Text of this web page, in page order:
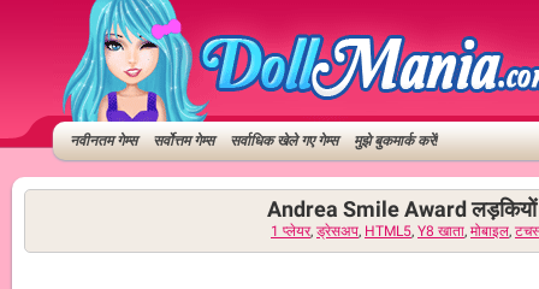
नवीनतम गेम्स सर्वोत्तम गेम्स सर्वाधिक खेले गए गेम्स मुझे बुकमार्क करें!
Andrea Smile Award
1 प्लेयर, ड्रेसअप, HTML5, Y8 खाता, मोबाइल,